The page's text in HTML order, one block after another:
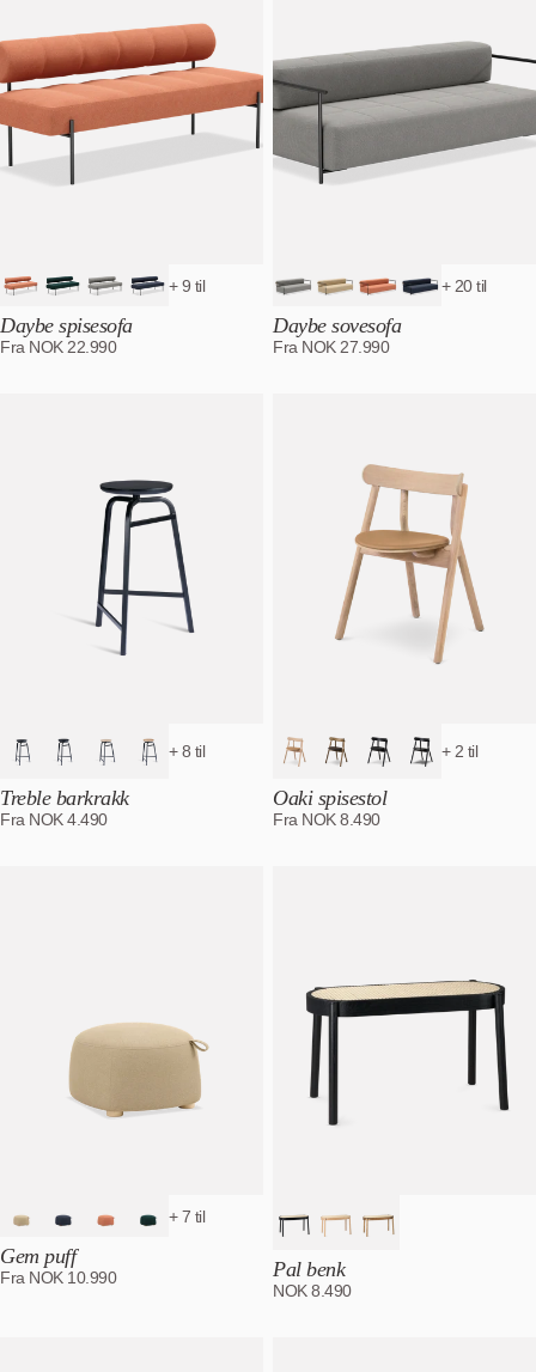
+ 9 til
Daybe spisesofa
Fra NOK22.990
+ 20 til
Daybe sovesofa
Fra NOK27.990
+ 8 til
Treble barkrakk
Fra NOK4.490
+ 2 til
Oaki spisestol
Fra NOK8.490
+ 7 til
Gem puff
Fra NOK 10.990 Pal benk
NOK8.490